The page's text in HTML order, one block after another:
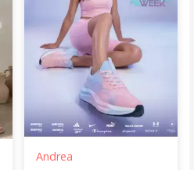
Andrea